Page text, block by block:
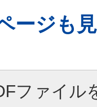
ージも
ファイル